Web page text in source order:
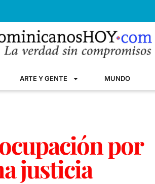
ARTE Y GENTE MUNDO
por
justicia